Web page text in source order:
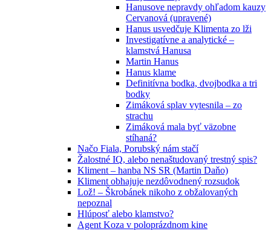
Hanusove nepravdy ohľadom kauzy
Cervanová (upravené)
Hanus usvedčuje Klimenta zo lži
Investigatívne a analytické –
klamstvá Hanusa
Martin Hanus
Hanus klame
Definitívna bodka, dvojbodka a tri
bodky
Zimáková splav vytesnila – zo
strachu
Zimáková mala byť väzobne
stíhaná?
Načo Fiala, Porubský nám stačí
Žalostné IQ, alebo nenaštudovaný trestný spis?
Kliment – hanba NS SR (Martin Daňo)
Kliment obhajuje nezdôvodnený rozsudok
Lož! – Škrobánek nikoho z obžalovaných
nepoznal
Hlúposť alebo klamstvo?
Agent Koza v poloprázdnom kine